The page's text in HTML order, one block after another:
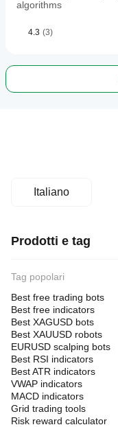
algorithms
4.3 (3)
Italiano
Prodotti e tag
Tag popolari
Best free trading bots
Best free indicators
Best XAGUSD bots
Best XAUUSD robots
EURUSD scalping bots
Best RSI indicators
Best ATR indicators
VWAP indicators
MACD indicators
Grid trading tools
Risk reward calculator